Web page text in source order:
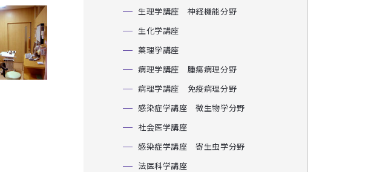
生理学講座 神経機能分野
生化学講座
薬理学講座
病理学講座 腫瘍病理分野
病理学講座 免疫病理分野
感染症学講座 微生物学分野
社会医学講座
感染症学講座 寄生虫学分野
法医科学講座